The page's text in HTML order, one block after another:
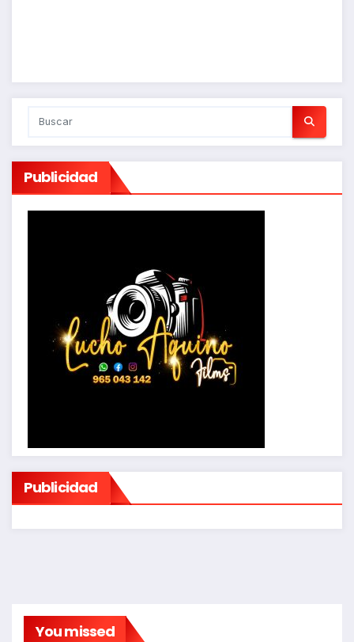
Publicidad
Publicidad
You missed